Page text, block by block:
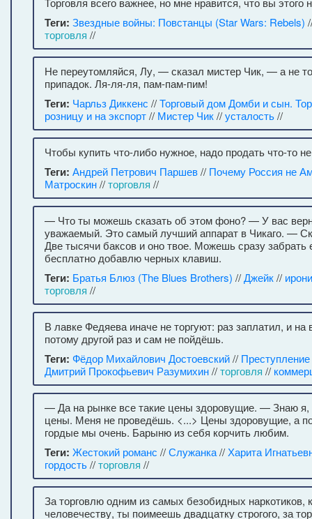
Теги: Звездные войны: Повстанцы (Star Wars: Rebels)
торговля //
Не переутомляйся, Лу, — сказал мистер Чик, — а не
припадок. Ля-ля-ля, пам-пам-пим!
Теги: Чарльз Диккенс //Торговый дом Домби и сын.
розницу и на экспорт// Мистер Чик//усталость//
Чтобы купить что-либо нужное, надо продать что-то
Теги: Андрей Петрович Паршев// Почему Россия не
Матроскин//торговля //
— Что ты можешь сказать об этом фоно? — У вас
уважаемый. Это самый лучший аппарат в Чикаго. —
Две тысячи баксов и оно твое. Можешь сразу забрать
бесплатно добавлю черных клавиш.
Теги: Братья Блюз (The Blues Brothers) //Джейк//
торговля //
В лавке Федяева иначе не торгуют: раз заплатил, и
потому другой раз и сам не пойдёшь.
Теги: Фёдор Михайлович Достоевский//
Дмитрий Прокофьевич Разумихин//торговля //
— Да на рынке все такие цены здоровущие. — Знаю я,
цены. Меня не проведёшь. <...> Цены здоровущие, а
гордые мы очень. Барыню из себя корчить любим.
Теги: Жестокий романс //Служанка// Харита
гордость//торговля //
За торговлю одним из самых безобидных наркотиков,
человечеству, ты поимеешь двадцатку строгого, за